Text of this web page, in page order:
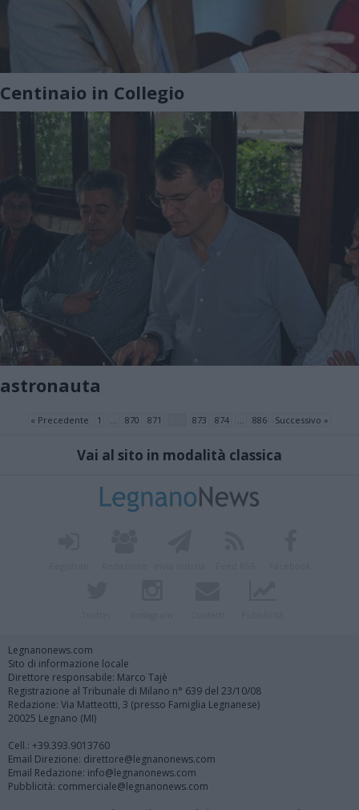
Centinaio in Collegio
astronauta
« Precedente 1 … 870 871 873 874 … 886 Successivo »
Vai al sito in modalità classica
Legnanonews.com
Sito di informazione locale
Direttore responsabile: Marco Tajè
Registrazione al Tribunale di Milano n° 639 del 23/10/08
Redazione: Via Matteotti, 3 (presso Famiglia Legnanese)
20025 Legnano (MI)
Cell.: +39.393.9013760
Email Direzione: direttore@legnanonews.com
Email Redazione: info@legnanonews.com
Pubblicità: commerciale@legnanonews.com